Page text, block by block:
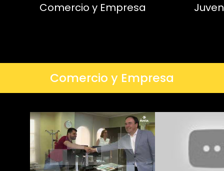
Comercio y Empresa
Comercio y Empresa